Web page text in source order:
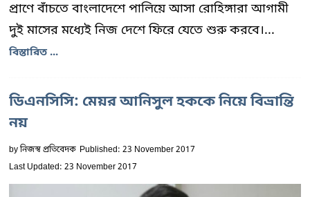
প্রাণে বাঁচতে বাংলাদেশে পালিয়ে আসা রোহিঙ্গারা আগামী
দুই মাসের মধ্যেই নিজ দেশে ফিরে যেতে শুরু করবে।...
বিস্তারিত ...
ডিএনসিসি: মেয়র আনিসুল হককে নিয়ে বিভ্রান্তি
নয়
byনিজস্ব প্রতিবেদক Published: 23 November 2017
Last Updated: 23 November 2017